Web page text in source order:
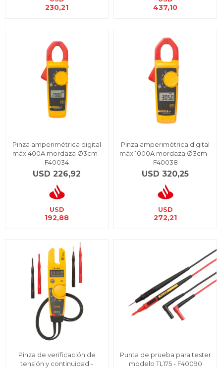
230,21 437,10
Pinza amperimétrica digital
máx 400A mordaza Ø3cm -
F40034
USD 226,92
USD
192,88
Pinza amperimétrica digital
máx 1000A mordaza Ø3cm -
F40038
USD 320,25
USD
272,21
Pinza de verificación de
tensión y continuidad -
Punta de prueba para tester
modelo TL175 - F40090